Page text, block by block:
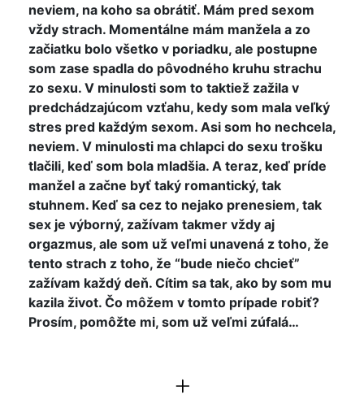
neviem, na koho sa obrátiť. Mám pred sexom
vždy strach. Momentálne mám manžela a zo
začiatku bolo všetko v poriadku, ale postupne
som zase spadla do pôvodného kruhu strachu
zo sexu. V minulosti som to taktiež zažila v
predchádzajúcom vzťahu, kedy som mala veľký
stres pred každým sexom. Asi som ho nechcela,
neviem. V minulosti ma chlapci do sexu trošku
tlačili, keď som bola mladšia. A teraz, keď príde
manžel a začne byť taký romantický, tak
stuhnem. Keď sa cez to nejako prenesiem, tak
sex je výborný, zažívam takmer vždy aj
orgazmus, ale som už veľmi unavená z toho, že
tento strach z toho, že “bude niečo chcieť”
zažívam každý deň. Cítim sa tak, ako by som mu
kazila život. Čo môžem v tomto prípade robiť?
Prosím, pomôžte mi, som už veľmi zúfalá…